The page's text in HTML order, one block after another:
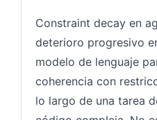
Constraint decay en
deterioro progresivo
modelo de lenguaje
coherencia con
lo largo de una tarea